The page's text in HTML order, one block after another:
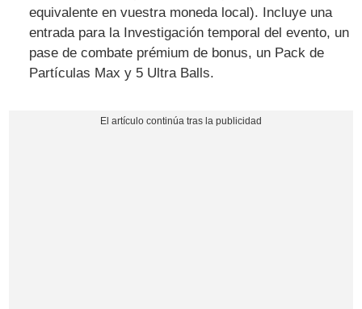
equivalente en vuestra moneda local). Incluye una
entrada para la Investigación temporal del evento, un
pase de combate prémium de bonus, un Pack de
Partículas Max y 5 Ultra Balls.